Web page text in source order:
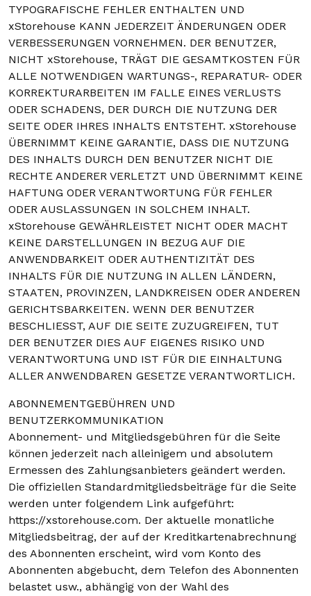
TYPOGRAFISCHE FEHLER ENTHALTEN UND
xStorehouse KANN JEDERZEIT ÄNDERUNGEN ODER
VERBESSERUNGEN VORNEHMEN. DER BENUTZER,
NICHT xStorehouse, TRÄGT DIE GESAMTKOSTEN FÜR
ALLE NOTWENDIGEN WARTUNGS-, REPARATUR- ODER
KORREKTURARBEITEN IM FALLE EINES VERLUSTS
ODER SCHADENS, DER DURCH DIE NUTZUNG DER
SEITE ODER IHRES INHALTS ENTSTEHT. xStorehouse
ÜBERNIMMT KEINE GARANTIE, DASS DIE NUTZUNG
DES INHALTS DURCH DEN BENUTZER NICHT DIE
RECHTE ANDERER VERLETZT UND ÜBERNIMMT KEINE
HAFTUNG ODER VERANTWORTUNG FÜR FEHLER
ODER AUSLASSUNGEN IN SOLCHEM INHALT.
xStorehouse GEWÄHRLEISTET NICHT ODER MACHT
KEINE DARSTELLUNGEN IN BEZUG AUF DIE
ANWENDBARKEIT ODER AUTHENTIZITÄT DES
INHALTS FÜR DIE NUTZUNG IN ALLEN LÄNDERN,
STAATEN, PROVINZEN, LANDKREISEN ODER ANDEREN
GERICHTSBARKEITEN. WENN DER BENUTZER
BESCHLIESST, AUF DIE SEITE ZUZUGREIFEN, TUT
DER BENUTZER DIES AUF EIGENES RISIKO UND
VERANTWORTUNG UND IST FÜR DIE EINHALTUNG
ALLER ANWENDBAREN GESETZE VERANTWORTLICH.
ABONNEMENTGEBÜHREN UND
BENUTZERKOMMUNIKATION
Abonnement- und Mitgliedsgebühren für die Seite
können jederzeit nach alleinigem und absolutem
Ermessen des Zahlungsanbieters geändert werden.
Die offiziellen Standardmitgliedsbeiträge für die Seite
werden unter folgendem Link aufgeführt:
https://xstorehouse.com. Der aktuelle monatliche
Mitgliedsbeitrag, der auf der Kreditkartenabrechnung
des Abonnenten erscheint, wird vom Konto des
Abonnenten abgebucht, dem Telefon des Abonnenten
belastet usw., abhängig von der Wahl des